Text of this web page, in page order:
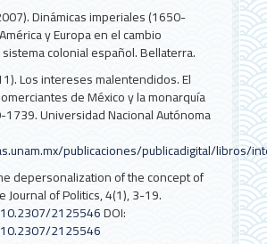
Dinámicas imperiales (1650-
y Europa en el cambio
colonial español. Bellaterra.
Los intereses malentendidos. El
de México y la monarquía
Universidad Nacional Autónoma
publicaciones/publicadigital/libros/
depersonalization of the concept of
Journal of Politics, 4(1), 3-19.
2125546DOI:
2125546